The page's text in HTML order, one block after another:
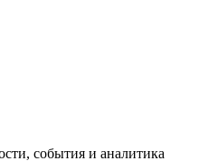
события и аналитика